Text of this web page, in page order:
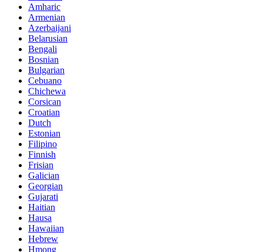
Amharic
Armenian
Azerbaijani
Belarusian
Bengali
Bosnian
Bulgarian
Cebuano
Chichewa
Corsican
Croatian
Dutch
Estonian
Filipino
Finnish
Frisian
Galician
Georgian
Gujarati
Haitian
Hausa
Hawaiian
Hebrew
Hmong